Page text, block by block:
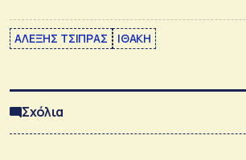
ΑΛΕΞΗΣ ΤΣΙΠΡΑΣ ΙΘΑΚΗ
Σχόλια